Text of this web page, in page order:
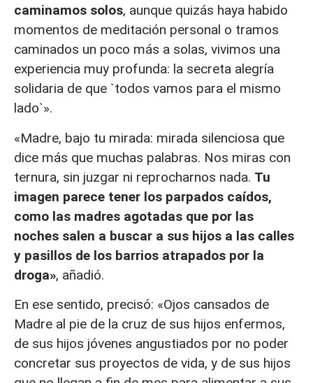
caminamos solos, aunque quizás haya habido
momentos de meditación personal o tramos
caminados un poco más a solas, vivimos una
experiencia muy profunda: la secreta alegría
solidaria de que `todos vamos para el mismo
lado`».
«Madre, bajo tu mirada: mirada silenciosa que
dice más que muchas palabras. Nos miras con
ternura, sin juzgar ni reprocharnos nada. Tu
imagen parece tener los parpados caídos,
como las madres agotadas que por las
noches salen a buscar a sus hijos a las calles
y pasillos de los barrios atrapados por la
droga», añadió.
En ese sentido, precisó: «Ojos cansados de
Madre al pie de la cruz de sus hijos enfermos,
de sus hijos jóvenes angustiados por no poder
concretar sus proyectos de vida, y de sus hijos